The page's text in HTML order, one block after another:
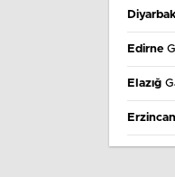
Edirne
Elazığ
Erzincan